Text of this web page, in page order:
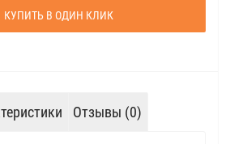
КУПИТЬ В ОДИН КЛИК
Отзывы (0)